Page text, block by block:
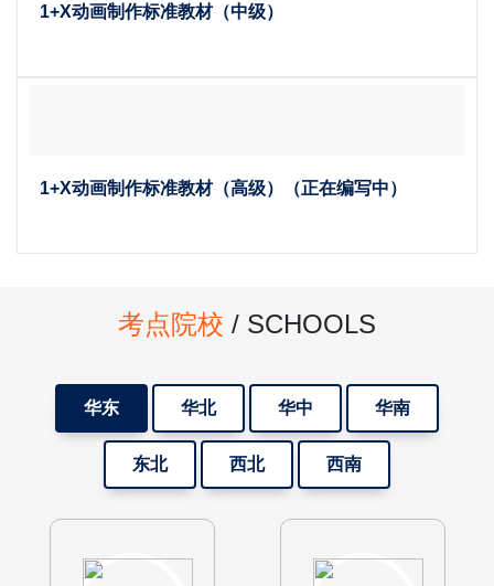
1+X动画制作标准教材（中级）
1+X动画制作标准教材（高级）（正在编写中）
考点院校 / SCHOOLS
华东 华北 华中 华南
东北 西北 西南